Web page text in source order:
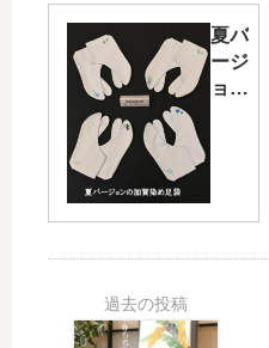
年の
目標
夏バ
ージ
ョン
袋4
そし